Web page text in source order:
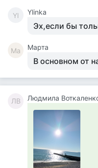
Yl Ylinka
Эх,если бы
Ма Марта
В основном от
ЛВ Людмила